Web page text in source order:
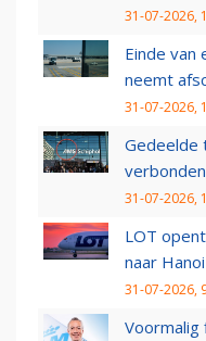
31-07-2026,
Einde van
neemt
31-07-2026,
Gedeelde
31-07-2026,
LOT
naar Hanoi
31-07-2026,
Voormalig